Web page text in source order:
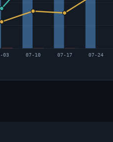
03 07-10 07-17 07-24